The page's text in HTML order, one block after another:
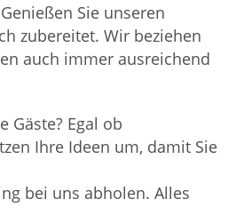
Sie unseren
zubereitet. Wir beziehen
auch immer ausreichend
Gäste? Egal ob
Ihre Ideen um, damit Sie
bei uns abholen. Alles